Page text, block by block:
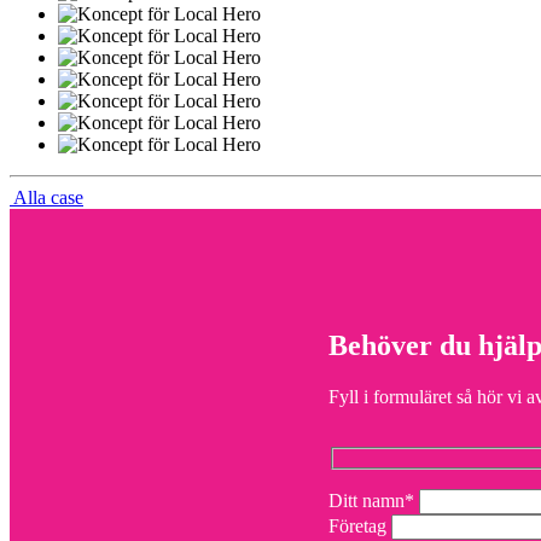
Alla case
Behöver du
Fyll i formuläret så hör vi
Ditt namn*
Företag